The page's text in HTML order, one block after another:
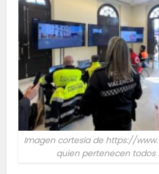
Imagen cortesía de https://
quien pertenecen todos